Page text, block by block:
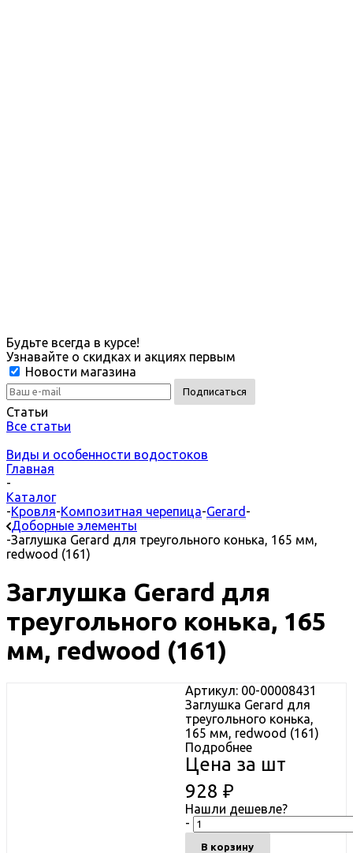
Будьте всегда в курсе!
Узнавайте о скидках и акциях первым
Новости магазина
Статьи
Все статьи
Виды и особенности водостоков
Главная
-
Каталог
-Кровля-Композитная черепица-Gerard -
Доборные элементы
-Заглушка Gerard для треугольного конька, 165 мм,
redwood (161)
Заглушка Gerard для
треугольного конька, 165
мм, redwood (161)
Артикул: 00-00008431
Заглушка Gerard для
треугольного конька,
165 мм, redwood (161)
Подробнее
Цена за шт
928 ₽
Нашли дешевле?
-
В корзину